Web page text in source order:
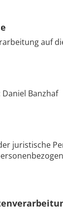
auf
Banzhaf
juristische